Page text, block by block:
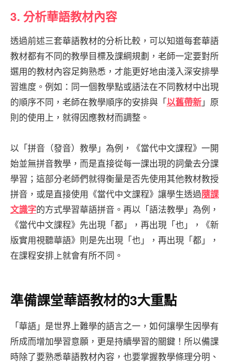
3. 分析華語教材內容
透過前述三套華語教材的分析比較，可以知道每套華語
教材都有不同的教學目標及課綱規劃，老師一定要對所
選用的教材內容足夠熟悉，才能更好地由淺入深安排學
習進度。例如：同一個教學點或語法在不同教材中出現
的順序不同，老師在教學順序的安排與「以舊帶新」原
則的使用上，就得因應教材而調整。
以「拼音（發音）教學」為例，《當代中文課程》一開
始並無拼音教學，而是直接從每一課出現的詞彙去分課
學習；這部分老師們就得衡量是否先使用其他教材教授
拼音，或是直接使用《當代中文課程》讓學生透過隨課
文識字的方式學習華語拼音。再以「語法教學」為例，
《當代中文課程》先出現「都」，再出現「也」，《新
版實用視聽華語》則是先出現「也」，再出現「都」，
在課程安排上就會有所不同。
準備課堂華語教材的3大重點
「華語」是世界上難學的語言之一，如何讓學生因學有
所成而增加學習意願，更是持續學習的關鍵！所以備課
時除了要熟悉華語教材內容，也要掌握教學條理分明、